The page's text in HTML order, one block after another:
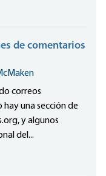
de comentarios
correos
una sección de
y algunos
del...